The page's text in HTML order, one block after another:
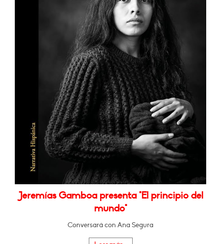
Jeremías Gamboa presenta "El principio del
mundo"
Conversará con Ana Segura